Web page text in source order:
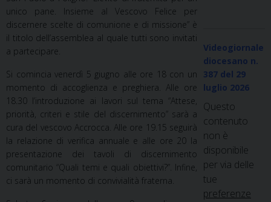
unico pane. Insieme al Vescovo Felice per
discernere scelte di comunione e di missione” è
il titolo dell’assemblea al quale tutti sono invitati
a partecipare.
Si comincia venerdì 5 giugno alle ore 18 con un
momento di accoglienza e preghiera. Alle ore
18.30 l’introduzione ai lavori sul tema “Attese,
priorità, criteri e stile del discernimento” sarà a
cura del vescovo Accrocca. Alle ore 19.15 seguirà
la relazione di verifica annuale e alle ore 20 la
presentazione dei tavoli di discernimento
comunitario “Quali temi e quali obiettivi?”. Infine,
ci sarà un momento di convivialità fraterna.
Videogiornale
diocesano n.
387 del 29
luglio 2026
Questo
contenuto
non è
disponibile
per via delle
tue
preferenze